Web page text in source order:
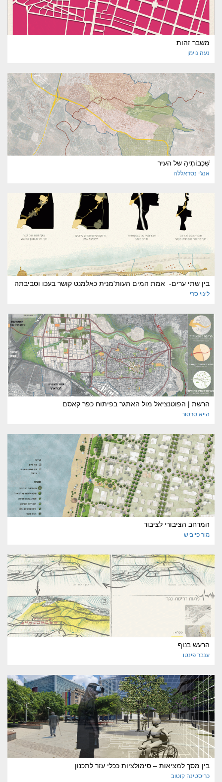
משבר זהות
נעה נוימן
שִׁכְבוֹתֶיהָ של העיר
אנג'י נסראללה
בין שתי ערים- אמת המים העות'מנית כאלמנט קושר בעכו וסביבתה
לינוי סרי
הרשת | הפוטנציאל מול האתגר בפיתוח כפר קאסם
הייא סרסור
המרחב הציבורי לציבור
מור פייביש
הרעש בנוף
ענבר פינטו
בין מסך למציאות – סימולציות ככלי עזר לתכנון
כריסטינה קוטוב